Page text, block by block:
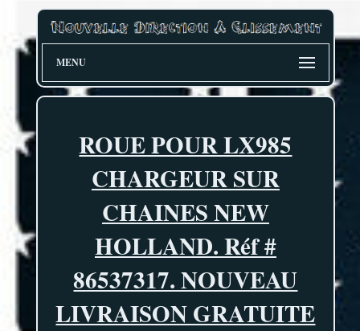
MENU
ROUE POUR LX985
CHARGEUR SUR
CHAINES NEW
HOLLAND. Réf #
86537317. NOUVEAU
LIVRAISON GRATUITE